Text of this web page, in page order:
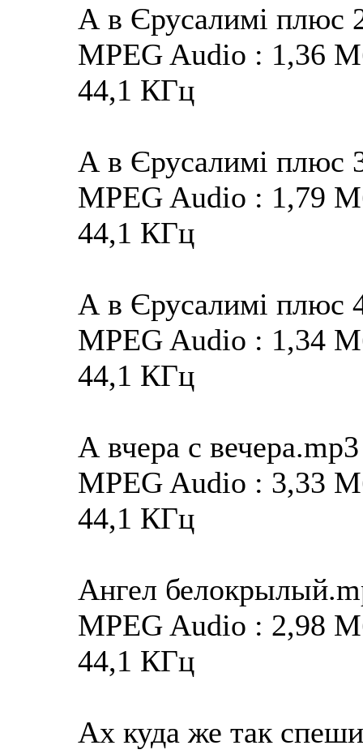
А в Єрусалимі плюс
MPEG Audio : 1,36
44,1 КГц
А в Єрусалимі плюс
MPEG Audio : 1,79
44,1 КГц
А в Єрусалимі плюс
MPEG Audio : 1,34
44,1 КГц
А вчера с вечера.mp3
MPEG Audio : 3,33
44,1 КГц
Ангел
MPEG Audio : 2,98
44,1 КГц
Ах куда же так